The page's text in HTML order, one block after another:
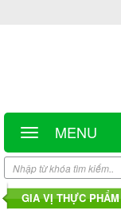
MENU
GIA VỊ THỰC PHẨM